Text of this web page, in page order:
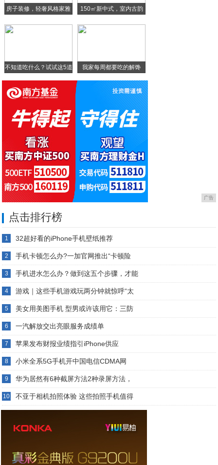
房子装修，轻奢风格家雅
150㎡新中式，室内古韵
不知道吃什么？试试这5道
我家每周都要吃的解馋
广告
点击排行榜
1 32超好看的iPhone手机壁纸推荐
2 手机卡顿怎么办?一加官网推出“卡顿险
3 手机进水怎么办？做到这五个步骤，才能
4 游戏｜这些手机游戏玩两分钟就惊呼“太
5 美女用美图手机 型男或许该用它：三防
6 一汽解放交出亮眼服务成绩单
7 苹果发布财报业绩指引iPhone供应
8 小米全系5G手机开中国电信CDMA网
9 华为居然有6种截屏方法2种录屏方法，
10 不亚于相机拍照体验 这些拍照手机值得